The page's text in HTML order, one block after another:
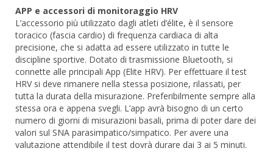
APP e accessori di monitoraggio HRV
L’accessorio più utilizzato dagli atleti d’élite, è il sensore
toracico (fascia cardio) di frequenza cardiaca di alta
precisione, che si adatta ad essere utilizzato in tutte le
discipline sportive. Dotato di trasmissione Bluetooth, si
connette alle principali App (Elite HRV). Per effettuare il test
HRV si deve rimanere nella stessa posizione, rilassati, per
tutta la durata della misurazione. Preferibilmente sempre alla
stessa ora e appena svegli. L’app avrà bisogno di un certo
numero di giorni di misurazioni basali, prima di poter dare dei
valori sul SNA parasimpatico/simpatico. Per avere una
valutazione attendibile il test dovrà durare dai 3 ai 5 minuti.